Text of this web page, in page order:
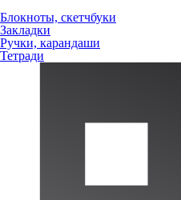
Блокноты, скетчбуки
Закладки
Ручки, карандаши
Тетради